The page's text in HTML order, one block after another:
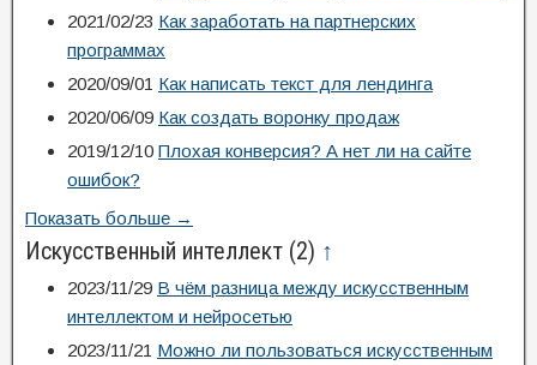
2021/02/23 Как заработать на партнерских
программах
2020/09/01 Как написать текст для лендинга
2020/06/09 Как создать воронку продаж
2019/12/10 Плохая конверсия? А нет ли на сайте
ошибок?
Показать больше →
Искусственный интеллект (2) ↑
2023/11/29 В чём разница между искусственным
интеллектом и нейросетью
2023/11/21 Можно ли пользоваться искусственным